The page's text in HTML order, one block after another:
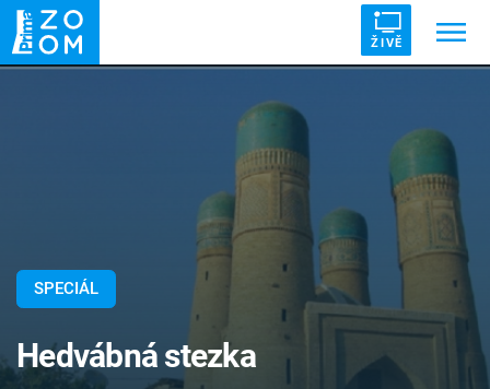
ŽIVĚ
DRUHÁ SVĚTOVÁ VÁLKA
VETŘELCI DÁVNOVĚKU
Témata
Témata
SPECIÁL
Hedvábná stezka